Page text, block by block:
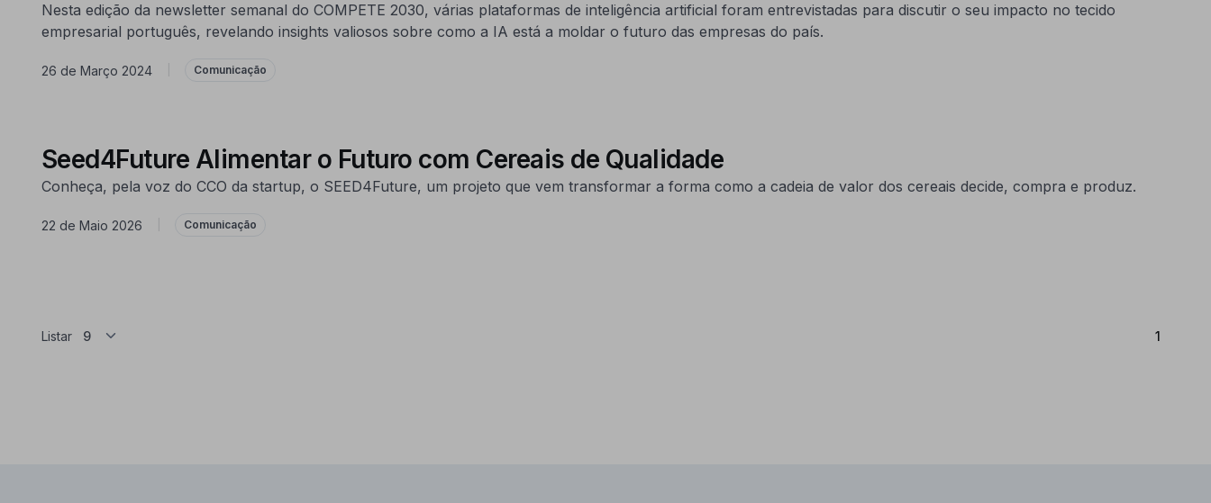
Nesta edição da newsletter semanal do COMPETE 2030, várias plataformas de inteligência artificial foram entrevistadas para discutir o seu impacto no tecido
empresarial português, revelando insights valiosos sobre como a IA está a moldar o futuro das empresas do país.
26 de Março 2024 Comunicação
Seed4Future Alimentar o Futuro com Cereais de Qualidade
Conheça, pela voz do CCO da startup, o SEED4Future, um projeto que vem transformar a forma como a cadeia de valor dos cereais decide, compra e produz.
22 de Maio 2026 Comunicação
Listar 1(Atual)